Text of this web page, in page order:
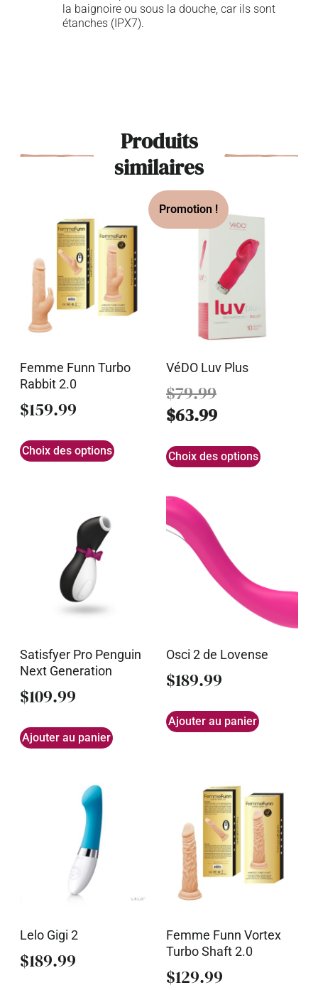
la baignoire ou sous la douche, car ils sont
étanches (IPX7).
Produits
similaires
Femme Funn Turbo
Rabbit 2.0
$159.99
Choix des options
VéDO Luv Plus
$79.99
$63.99
Choix des options
Satisfyer Pro Penguin
Next Generation
$109.99
Ajouter au panier
Osci 2 de Lovense
$189.99
Ajouter au panier
Lelo Gigi 2
$189.99
Femme Funn Vortex
Turbo Shaft 2.0
$129.99